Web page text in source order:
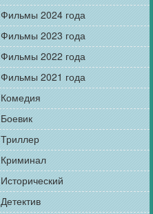
Фильмы 2024 года
Фильмы 2023 года
Фильмы 2022 года
Фильмы 2021 года
Комедия
Боевик
Триллер
Криминал
Исторический
Детектив